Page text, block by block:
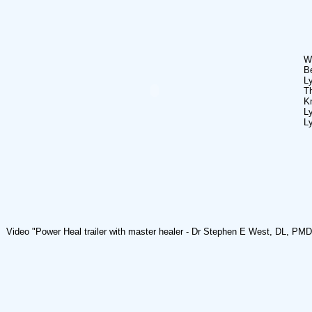
Video "Power Heal trailer with master healer - Dr Stephen E West, DL,